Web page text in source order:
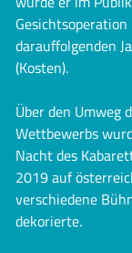
darauffolgenden
(Kosten).
Über den Umweg
Wettbewerbs
Nacht des
2019 auf
verschiedene
dekorierte.